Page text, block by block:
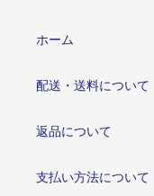
ホーム
配送・送料について
返品について
支払い方法について